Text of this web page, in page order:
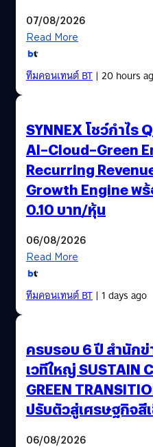
07/08/2026
Read More
ทีมคอนเทนต์ BT| 20 hours
SYNNEX โชว์กำไร
AI–Cloud–Green
Recurring
Growth Engine พ
0.10 บาท/หุ้น
06/08/2026
Read More
ทีมคอนเทนต์ BT| 1 days ago
ครบรอบ 6 ปี สำนักข่
เวทีใหญ่ SUSTAIN
GREEN
ปรับตัวสู่เศรษฐกิจสี
06/08/2026